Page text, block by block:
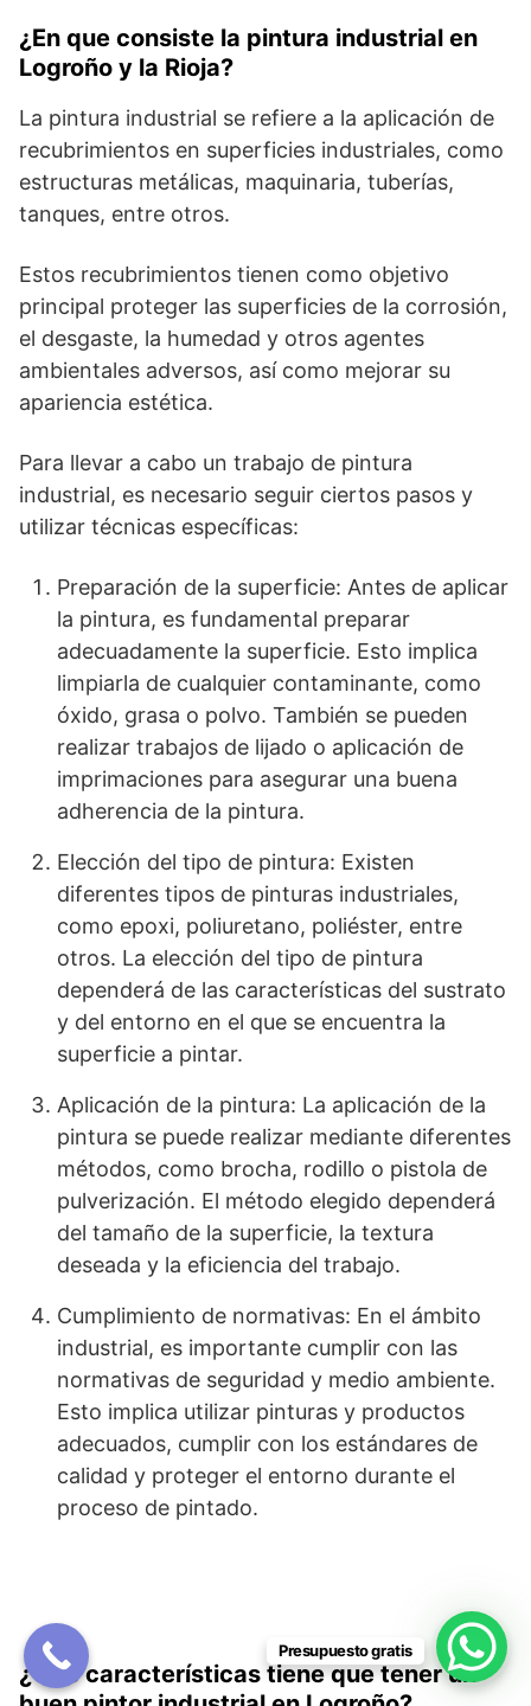
¿En que consiste la pintura industrial en
Logroño y la Rioja?
La pintura industrial se refiere a la aplicación de
recubrimientos en superficies industriales, como
estructuras metálicas, maquinaria, tuberías,
tanques, entre otros.
Estos recubrimientos tienen como objetivo
principal proteger las superficies de la corrosión,
el desgaste, la humedad y otros agentes
ambientales adversos, así como mejorar su
apariencia estética.
Para llevar a cabo un trabajo de pintura
industrial, es necesario seguir ciertos pasos y
utilizar técnicas específicas:
Preparación de la superficie: Antes de aplicar
la pintura, es fundamental preparar
adecuadamente la superficie. Esto implica
limpiarla de cualquier contaminante, como
óxido, grasa o polvo. También se pueden
realizar trabajos de lijado o aplicación de
imprimaciones para asegurar una buena
adherencia de la pintura.
Elección del tipo de pintura: Existen
diferentes tipos de pinturas industriales,
como epoxi, poliuretano, poliéster, entre
otros. La elección del tipo de pintura
dependerá de las características del sustrato
y del entorno en el que se encuentra la
superficie a pintar.
Aplicación de la pintura: La aplicación de la
pintura se puede realizar mediante diferentes
métodos, como brocha, rodillo o pistola de
pulverización. El método elegido dependerá
del tamaño de la superficie, la textura
deseada y la eficiencia del trabajo.
Cumplimiento de normativas: En el ámbito
industrial, es importante cumplir con las
normativas de seguridad y medio ambiente.
Esto implica utilizar pinturas y productos
adecuados, cumplir con los estándares de
calidad y proteger el entorno durante el
proceso de pintado.
¿Qué características tiene que tener un
Presupuesto gratis